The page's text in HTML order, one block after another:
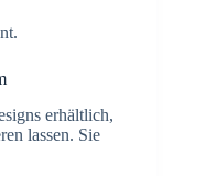
erhältlich,
lassen. Sie